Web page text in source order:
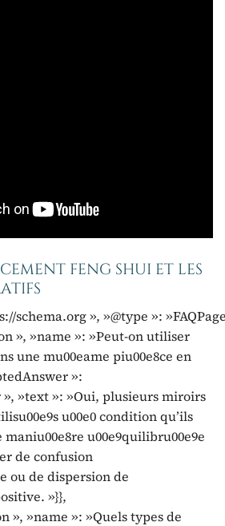
feng shui et les
schema.org », »@type »:
», »name »: »Peut-on utiliser
une mu00eame piu00e8ce en
»:
», »text »: »Oui, plusieurs miroirs
u00e0 condition qu’ils
maniu00e8re u00e9quilibru00e9e
de confusion
ou de dispersion de
»}},
», »name »: »Quels types de